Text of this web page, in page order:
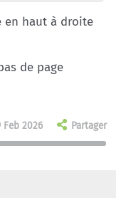
en haut à droite
de page
2026 Partager